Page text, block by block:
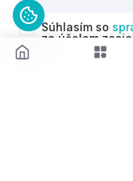
Súhlasím so
za účelom
(newsletterov)
Nariadenia